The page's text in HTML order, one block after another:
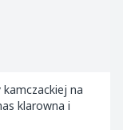
na
klarowna i